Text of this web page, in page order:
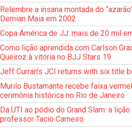
Relembre a insana montada do
Demian Maia em 2002
Copa América de JJ: mais de 20 mil
Como lição aprendida com Carlson
Queiroz à vitória no BJJ Stars 19
Jeff Curran’s JCI returns with six title
Murilo Bustamante recebe faixa
cerimônia histórica no Rio de Janeiro
Da UTI ao pódio do Grand Slam: a
professor Tacio Carneiro